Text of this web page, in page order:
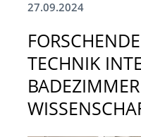
27.09.2024
TECHNIK